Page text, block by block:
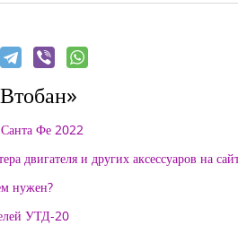
Фе 2022
двигателя и других аксессуаров на
нужен?
УТД-20